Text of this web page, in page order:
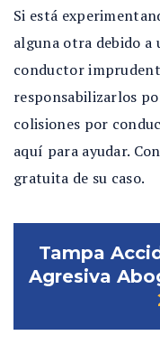
Si está
alguna otra debido a
conductor
responsabilizarlos
colisiones por
aquí para ayudar.
gratuita de su caso.
Tampa
Agresiva